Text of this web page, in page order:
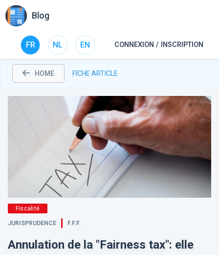
Blog
FR NL EN CONNEXION / INSCRIPTION
HOME FICHE ARTICLE
Fiscalité
JURISPRUDENCE F.F.F.
Annulation de la "Fairness tax": elle